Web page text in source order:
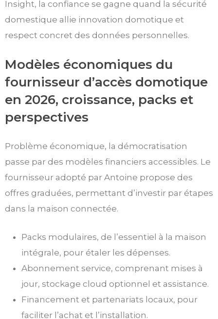
Insight, la confiance se gagne quand la sécurité
domestique allie innovation domotique et
respect concret des données personnelles.
Modèles économiques du
fournisseur d’accès domotique
en 2026, croissance, packs et
perspectives
Problème économique, la démocratisation
passe par des modèles financiers accessibles. Le
fournisseur adopté par Antoine propose des
offres graduées, permettant d’investir par étapes
dans la maison connectée.
Packs modulaires, de l’essentiel à la maison
intégrale, pour étaler les dépenses.
Abonnement service, comprenant mises à
jour, stockage cloud optionnel et assistance.
Financement et partenariats locaux, pour
faciliter l’achat et l’installation.